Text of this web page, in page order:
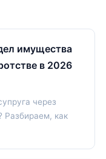
имущества
в 2026
через
Разбираем, как